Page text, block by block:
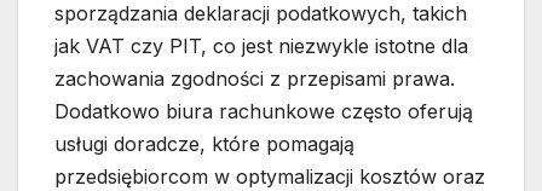
sporządzania deklaracji podatkowych, takich
jak VAT czy PIT, co jest niezwykle istotne dla
zachowania zgodności z przepisami prawa.
Dodatkowo biura rachunkowe często oferują
usługi doradcze, które pomagają
przedsiębiorcom w optymalizacji kosztów oraz